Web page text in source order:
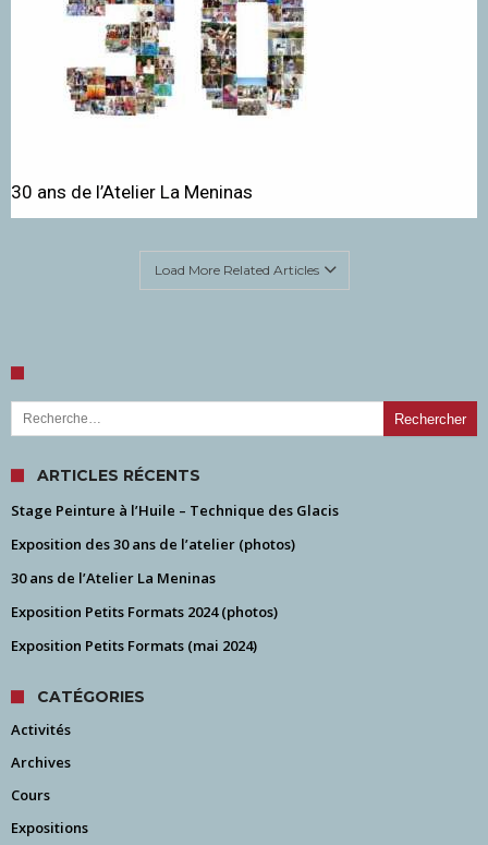
30 ans de l’Atelier La Meninas
Load More Related Articles
Rechercher :
ARTICLES RÉCENTS
Stage Peinture à l’Huile – Technique des Glacis
Exposition des 30 ans de l’atelier (photos)
30 ans de l’Atelier La Meninas
Exposition Petits Formats 2024 (photos)
Exposition Petits Formats (mai 2024)
CATÉGORIES
Activités
Archives
Cours
Expositions